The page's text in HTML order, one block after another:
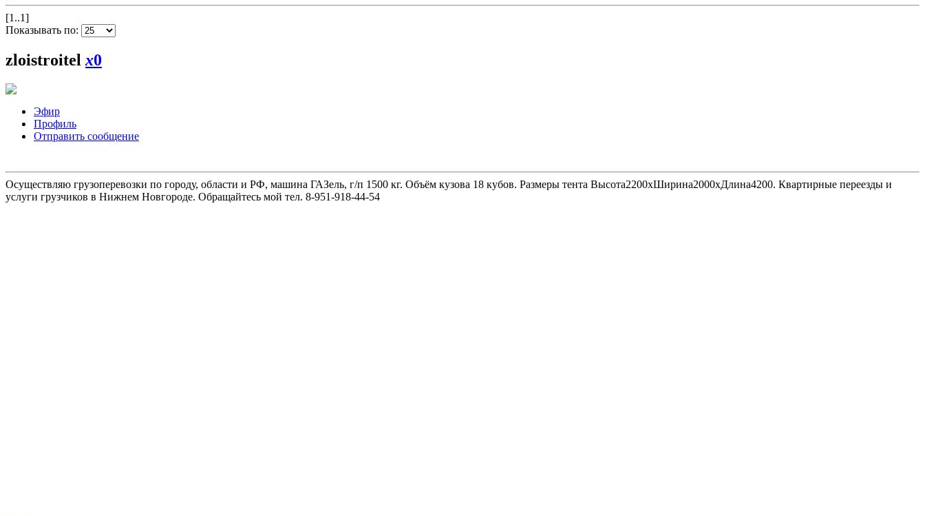
[1..1]
Показывать по:
zloistroitel x0
Эфир
Профиль
Отправить сообщение
Осуществляю грузоперевозки по городу, области и РФ, машина ГАЗель, г/п 1500 кг. Объём кузова 18 кубов. Размеры тента Высота2200хШирина2000хДлина4200. Квартирные переезды и
услуги грузчиков в Нижнем Новгороде. Обращайтесь мой тел. 8-951-918-44-54